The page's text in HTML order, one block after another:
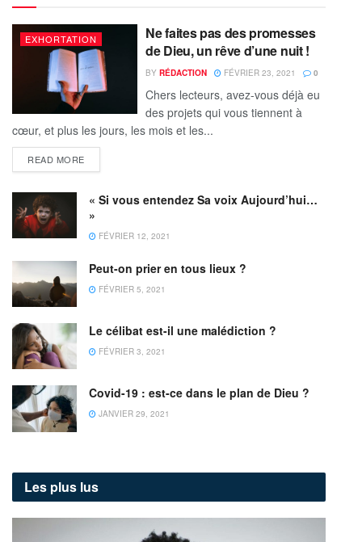
EXHORTATION
Ne faites pas des promesses
de Dieu, un rêve d’une nuit !
BY RÉDACTION FÉVRIER 23, 2021 0
Chers lecteurs, avez-vous déjà eu
des projets qui vous tiennent à
cœur, et plus les jours, les mois et les...
READ MORE
« Si vous entendez Sa voix Aujourd’hui…
»
FÉVRIER 12, 2021
Peut-on prier en tous lieux ?
FÉVRIER 5, 2021
Le célibat est-il une malédiction ?
FÉVRIER 3, 2021
Covid-19 : est-ce dans le plan de Dieu ?
JANVIER 29, 2021
Les plus lus